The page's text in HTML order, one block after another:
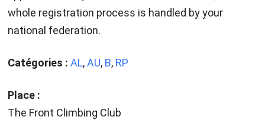
whole registration process is handled by your
national federation.
Catégories : AL,AU, B, RP
Place :
The Front Climbing Club